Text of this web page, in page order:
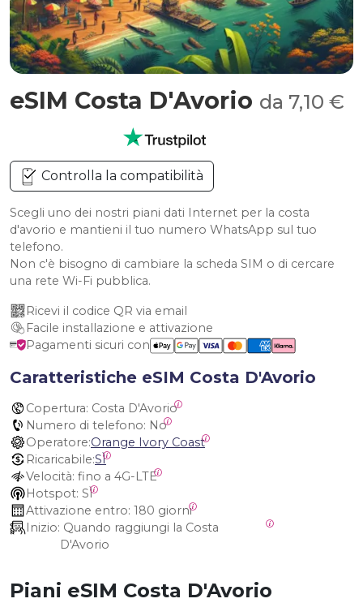
eSIM Costa D'Avorio da 7,10 €
Controlla la compatibilità
Scegli uno dei nostri piani dati Internet per la costa
d'avorio e mantieni il tuo numero WhatsApp sul tuo
telefono.
Non c'è bisogno di cambiare la scheda SIM o di cercare
una rete Wi-Fi pubblica.
Ricevi il codice QR via email
Facile installazione e attivazione
Pagamenti sicuri con
Caratteristiche eSIM Costa D'Avorio
Copertura: Costa D'Avorio
Numero di telefono: No
Operatore:Orange Ivory Coast
Ricaricabile:SÌ
Velocità: fino a 4G-LTE
Hotspot: SÌ
Attivazione entro: 180 giorni
Inizio:
D'Avorio
Piani eSIM Costa D'Avorio